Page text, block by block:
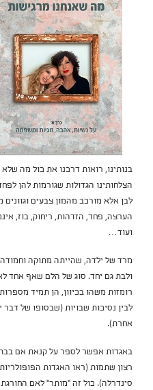
בנותינו, רואות דרכנו את כול מה
הצלחותינו הגדולות שגורמות להן
לבן אלא מורכב מהמון צבעים
הערצה, פחד, הזדהות, ריחוק, בוז,
ועוד…
מרד של ילדה, שהייתה מתוקה
ולבת גם יחד. סוג של הלם שאף אחד לא
רומזות משהו בכיוון, הן תמיד
לבין נסיכות שבויות (שבסופו של
אחרת).
באגדות אפשר לספר על קנאת אם
רצון שתמות (ראו האגדות
סינדרלה). כול זה ״מותר״ לאם